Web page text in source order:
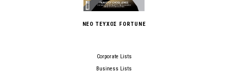
ΝΕΟ ΤΕΥΧΟΣ FORTUNE
Corporate Lists
Business Lists